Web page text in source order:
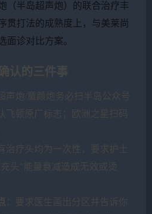
（半岛超声炮）的联合治疗丰
贯打法的成熟度上，与美莱尚
面诊对比方案。
认的三件事
声炮/童颜炮务必扫半岛公众号
飞顿原厂标志；欧洲之星扫码
治疗头均为一次性，要求护士
头”能量衰减造成无效或烫
：要求医生画出分区并告诉你